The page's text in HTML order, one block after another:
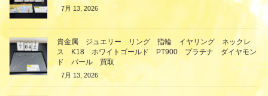
7月 13, 2026
貴金属 ジュエリー リング 指輪 イヤリング ネックレ
ス K18 ホワイトゴールド PT900 プラチナ ダイヤモン
ド パール 買取
7月 13, 2026